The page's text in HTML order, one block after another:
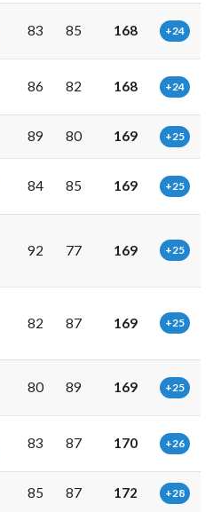
83 85 168 +24
86 82 168 +24
89 80 169 +25
84 85 169 +25
92 77 169 +25
82 87 169 +25
80 89 169 +25
83 87 170 +26
85 87 172 +28